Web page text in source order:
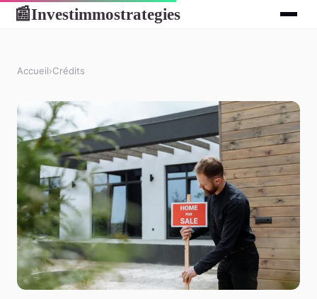
📰Investimmostrategies
Accueil›Crédits